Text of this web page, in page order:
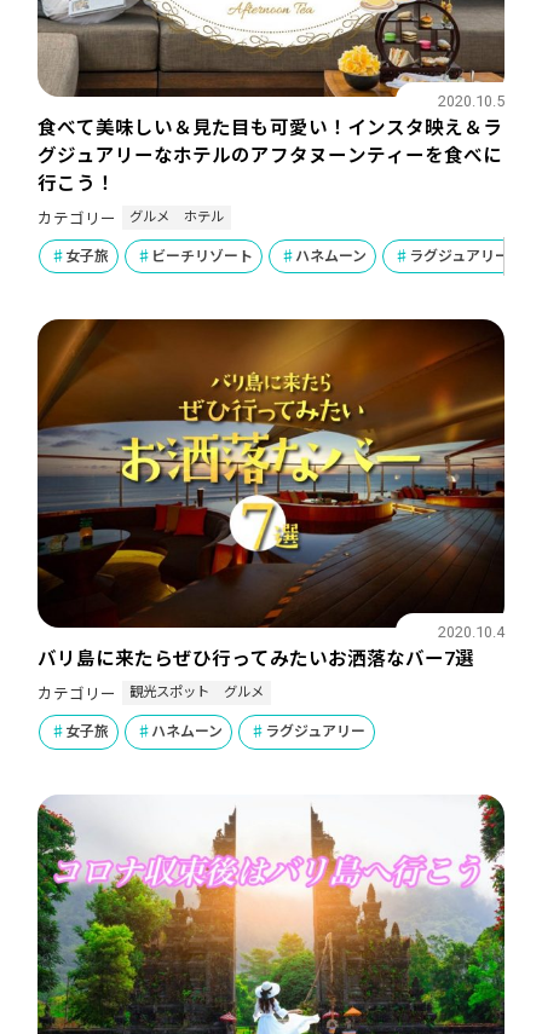
食べて美味しい＆見た目も可愛い！インスタ映え＆ラ
グジュアリーなホテルのアフタヌーンティーを食べに
行こう！
2020.10.5
カテゴリー グルメ ホテル
女子旅 ビーチリゾート ハネムーン ラグジュアリー
バリ島に来たらぜひ行ってみたいお洒落なバー7選
2020.10.4
カテゴリー 観光スポット グルメ
女子旅 ハネムーン ラグジュアリー